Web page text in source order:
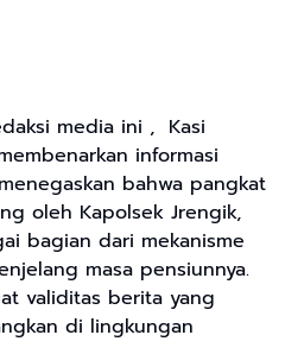
media ini , Kasi
informasi
bahwa pangkat
oleh Kapolsek Jrengik,
bagian dari mekanisme
masa pensiunnya.
validitas berita yang
di lingkungan